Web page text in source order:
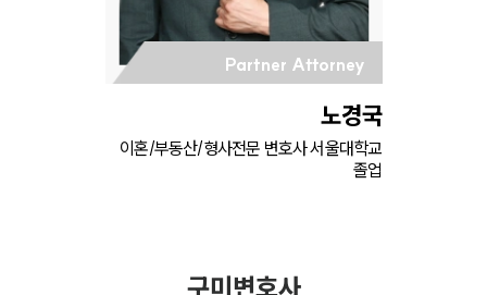
Partner Attorney
노경국
이혼/부동산/형사전문 변호사 서울대학교
졸업
구미변호사